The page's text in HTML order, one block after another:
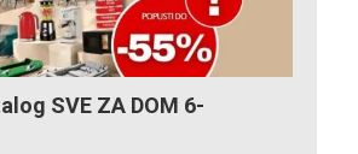
SVE ZA DOM 6-